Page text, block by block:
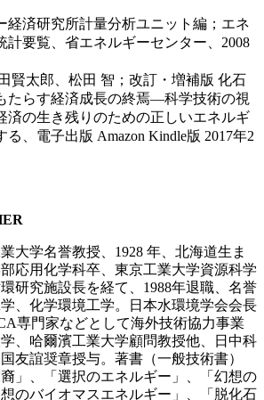
経済研究所計量分析ユニット編；エネ
計要覧、省エネルギーセンター、2008
賢太郎、松田 智；改訂・増補版 化石
たらす経済成長の終焉—科学技術の視
済の生き残りのための正しいエネルギ
る、電子出版 Amazon Kindle版 2017年2
大学名誉教授、1928 年、北海道生ま
応用化学科卒、東京工業大学資源科学
研究施設長を経て、1988年退職、名誉
、化学環境工学。日本水環境学会会長
専門家などとして海外技術協力事業
、哈爾濱工業大学顧問教授他、日中科
友誼奨章授与。著書（一般技術書）
」、「選択のエネルギー」、「幻想の
のバイオマスエネルギー」、「脱化石